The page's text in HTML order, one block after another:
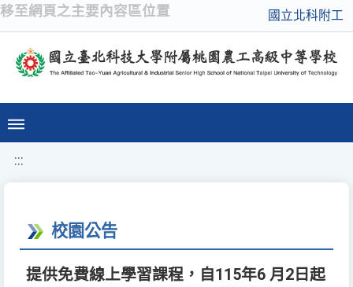
移至網頁之主要內容區位置 國立北科附工
:::
校園公告
提供免費線上學習課程，自115年6 月2日起